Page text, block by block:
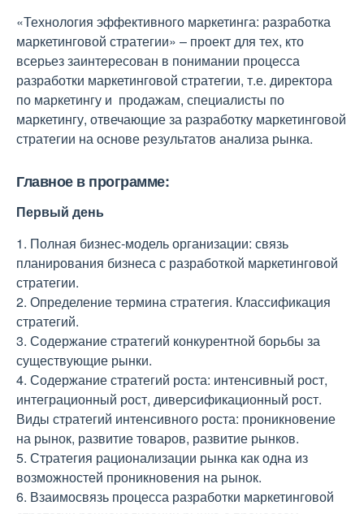
«Технология эффективного маркетинга: разработка
маркетинговой стратегии» – проект для тех, кто
всерьез заинтересован в понимании процесса
разработки маркетинговой стратегии, т.е. директора
по маркетингу и продажам, специалисты по
маркетингу, отвечающие за разработку маркетинговой
стратегии на основе результатов анализа рынка.
Главное в программе:
Первый день
1. Полная бизнес-модель организации: связь
планирования бизнеса с разработкой маркетинговой
стратегии.
2. Определение термина стратегия. Классификация
стратегий.
3. Содержание стратегий конкурентной борьбы за
существующие рынки.
4. Содержание стратегий роста: интенсивный рост,
интеграционный рост, диверсификационный рост.
Виды стратегий интенсивного роста: проникновение
на рынок, развитие товаров, развитие рынков.
5. Стратегия рационализации рынка как одна из
возможностей проникновения на рынок.
6. Взаимосвязь процесса разработки маркетинговой